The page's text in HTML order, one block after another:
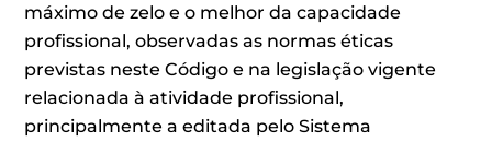
máximo de zelo e o melhor da capacidade
profissional, observadas as normas éticas
previstas neste Código e na legislação vigente
relacionada à atividade profissional,
principalmente a editada pelo Sistema